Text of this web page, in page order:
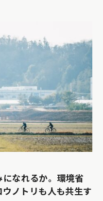
なれるか。環境省
ノトリも人も共生す